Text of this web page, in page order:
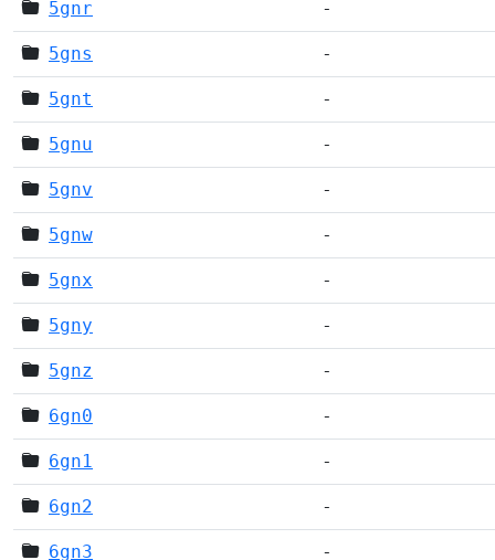
5gnr -
5gns -
5gnt -
5gnu -
5gnv -
5gnw -
5gnx -
5gny -
5gnz -
6gn0 -
6gn1 -
6gn2 -
6gn3 -